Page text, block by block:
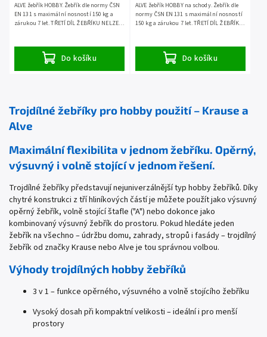
Do košíku
ALVE žebřík HOBBY. Žebřík dle normy ČSN
EN 131 s maximální nosností 150 kg a
zárukou 7 let. TŘETÍ DÍL ŽEBŘÍKU NELZE
Do košíku
ALVE žebřík HOBBY na schody. Žebřík dle
normy ČSN EN 131 s maximální nosností
150 kg a zárukou 7 let. TŘETÍ DÍL ŽEBŘÍKU
Trojdílné žebříky pro hobby použití – Krause a
Alve
Maximální flexibilita v jednom žebříku. Opěrný,
výsuvný i volně stojící v jednom řešení.
Trojdílné žebříky představují nejuniverzálnější typ hobby žebříků. Díky
chytré konstrukci z tří hliníkových částí je můžete použít jako výsuvný
opěrný žebřík, volně stojící štafle ("A") nebo dokonce jako
kombinovaný výsuvný žebřík do prostoru. Pokud hledáte jeden
žebřík na všechno – údržbu domu, zahrady, stropů i fasády – trojdílný
žebřík od značky Krause nebo Alve je tou správnou volbou.
Výhody trojdílných hobby žebříků
3 v 1 – funkce opěrného, výsuvného a volně stojícího žebříku
Vysoký dosah při kompaktní velikosti – ideální i pro menší
prostory